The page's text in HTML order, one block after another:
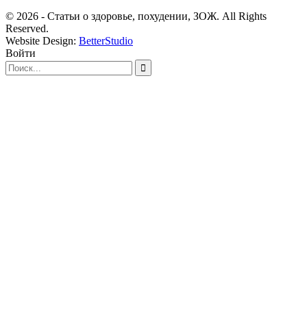
© 2026 - Статьи о здоровье, похудении, ЗОЖ. All Rights
Reserved.
Website Design: BetterStudio
Войти